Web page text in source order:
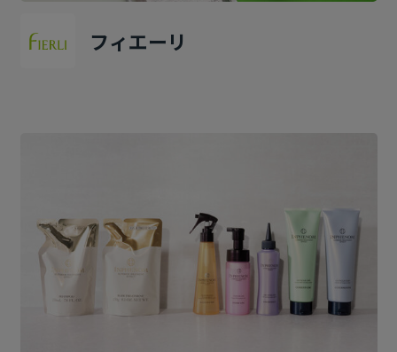
フィエーリ